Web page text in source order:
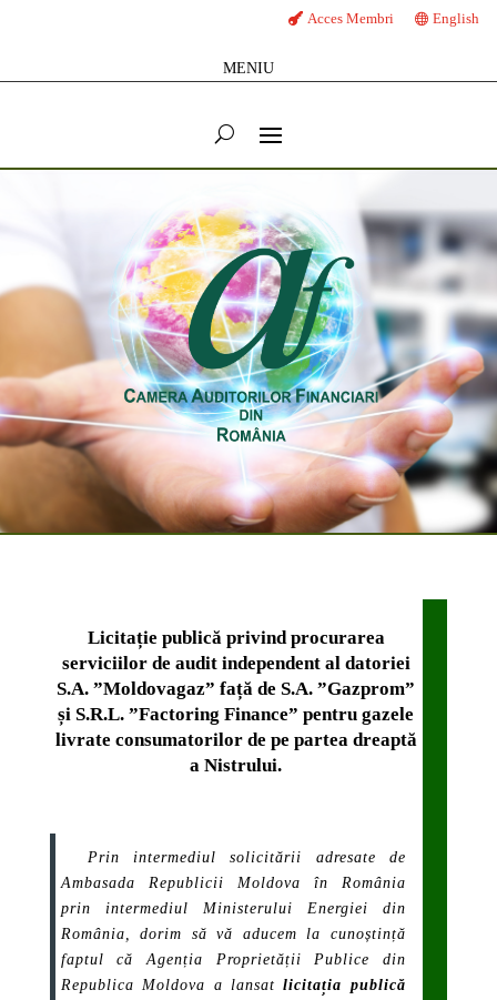
Acces Membri English
MENIU
Licitație publică privind procurarea
serviciilor de audit independent al datoriei
S.A. ”Moldovagaz” față de S.A. ”Gazprom”
și S.R.L. ”Factoring Finance” pentru gazele
livrate consumatorilor de pe partea dreaptă
a Nistrului.
Prin intermediul solicitării adresate de
Ambasada Republicii Moldova în România
prin intermediul Ministerului Energiei din
România, dorim să vă aducem la cunoștință
faptul că Agenția Proprietății Publice din
Republica Moldova a lansatlicitația publică